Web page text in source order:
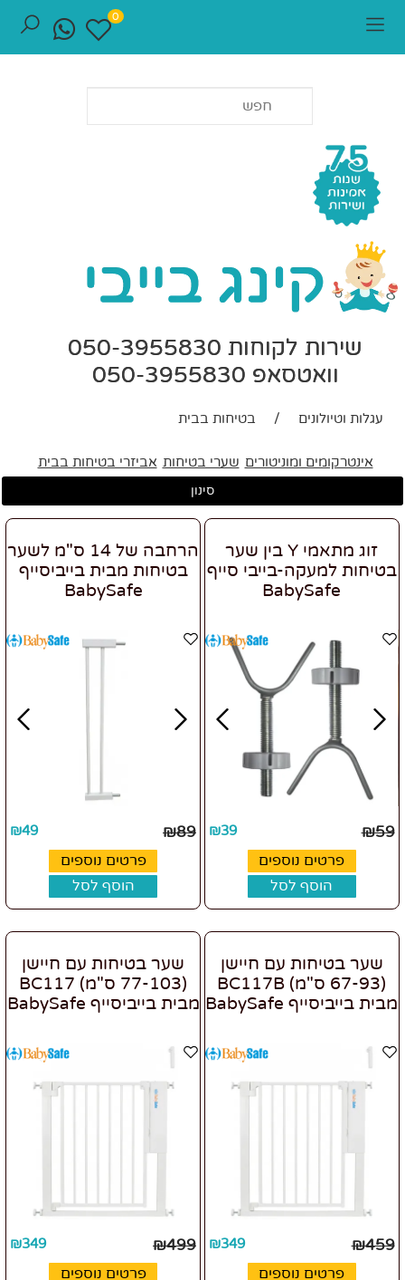
שירות לקוחות 050-3955830
וואטסאפ 050-3955830
0
עגלות וטיולונים / בטיחות בבית
אינטרקומים ומוניטורים שערי בטיחות אביזרי בטיחות בבית
סינון
זוג מתאמי Y בין שער
בטיחות למעקה-בייבי סייף
BabySafe
₪59
₪39
פרטים נוספים
הוסף לסל
הרחבה של 14 ס"מ לשער
בטיחות מבית בייביסייף
BabySafe
₪89
₪49
פרטים נוספים
הוסף לסל
שער בטיחות עם חיישן
(67-93 ס"מ) BC117B
מבית בייביסייף BabySafe
₪459
₪349
פרטים נוספים
שער בטיחות עם חיישן
(77-103 ס"מ) BC117
מבית בייביסייף BabySafe
₪499
₪349
פרטים נוספים